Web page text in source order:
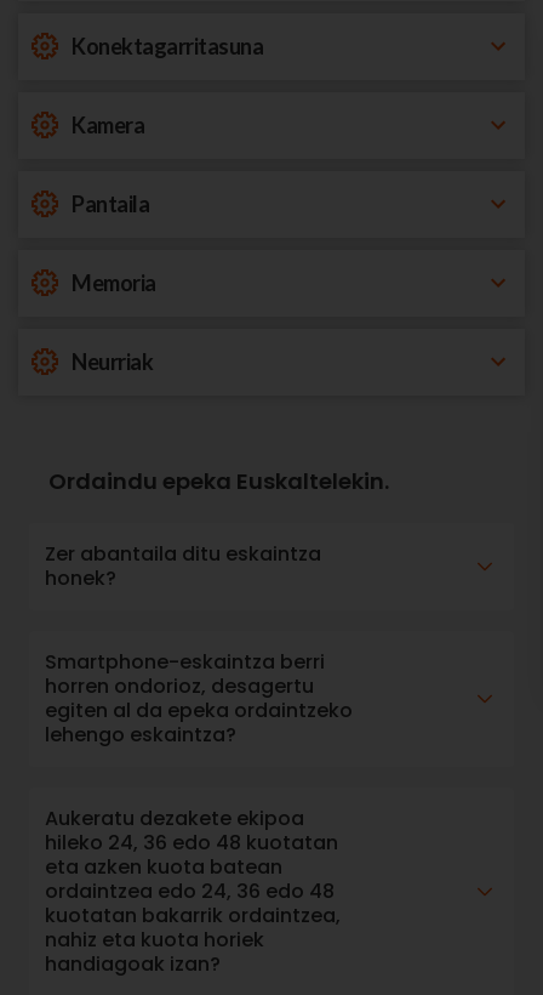
Konektagarritasuna
Kamera
Pantaila
Memoria
Neurriak
Ordaindu epeka Euskaltelekin.
Zer abantaila ditu eskaintza
honek?
Smartphone-eskaintza berri
horren ondorioz, desagertu
egiten al da epeka ordaintzeko
lehengo eskaintza?
Aukeratu dezakete ekipoa
hileko 24, 36 edo 48 kuotatan
eta azken kuota batean
ordaintzea edo 24, 36 edo 48
kuotatan bakarrik ordaintzea,
nahiz eta kuota horiek
handiagoak izan?